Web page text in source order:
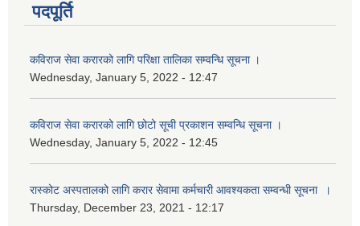
पदपूर्ति
कविराज सेवा करारको लागि परिक्षा तालिका सम्वन्धि सूचना ।
Wednesday, January 5, 2022 - 12:47
कविराज सेवा करारको लागि छोटो सूची प्रकाशन सम्वन्धि सूचना ।
Wednesday, January 5, 2022 - 12:45
रास्‍कोट अस्पतालको लागि करार सेवामा कर्मचारी आवश्यकता सम्वन्धी सूचना ।
Thursday, December 23, 2021 - 12:17